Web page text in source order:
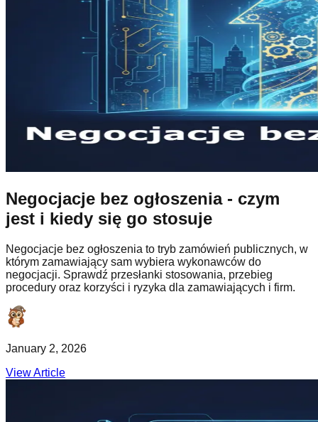
Negocjacje bez ogłoszenia - czym
jest i kiedy się go stosuje
Negocjacje bez ogłoszenia to tryb zamówień publicznych, w
którym zamawiający sam wybiera wykonawców do
negocjacji. Sprawdź przesłanki stosowania, przebieg
procedury oraz korzyści i ryzyka dla zamawiających i firm.
January 2, 2026
View Article